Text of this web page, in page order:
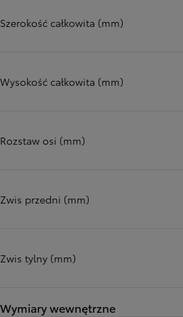
Szerokość całkowita (mm)
Wysokość całkowita (mm)
Rozstaw osi (mm)
Zwis przedni (mm)
Zwis tylny (mm)
Wymiary wewnętrzne